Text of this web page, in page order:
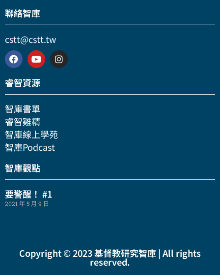
聯絡智庫
cstt@cstt.tw
睿智資源
智庫書單
睿智雞精
智庫線上學苑
智庫Podcast
智庫觀點
要警醒！ #1
2021 年 5 月 9 日
Copyright © 2023 基督教研究智庫 | All rights
reserved.